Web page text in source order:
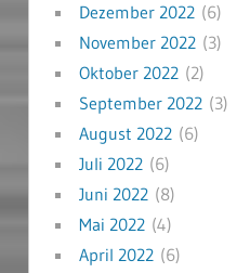
Dezember 2022(6)
November 2022(3)
Oktober 2022(2)
September 2022(3)
August 2022(6)
Juli 2022(6)
Juni 2022(8)
Mai 2022(4)
April 2022(6)